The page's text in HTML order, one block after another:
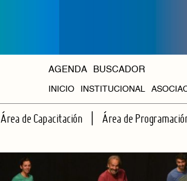
AGENDA BUSCADOR
INICIO INSTITUCIONAL
HISTORIA
ORGANISMOS
Área de Capacitación Área de